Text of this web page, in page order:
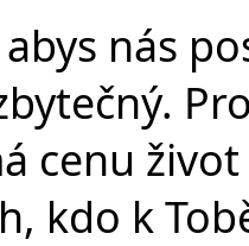
nás
cenu
kdo k